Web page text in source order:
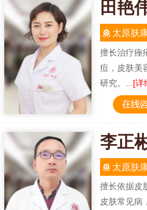
田艳
太原肤
擅长治疗痤
痘，皮肤美
研究。... [详
李正
太原肤
擅长依据皮
皮肤常见病